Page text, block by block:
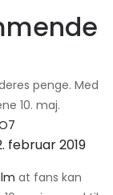
penge. Med
10. maj.
februar 2019
at fans kan